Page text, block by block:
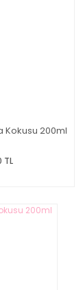
Kokusu 200ml
TL